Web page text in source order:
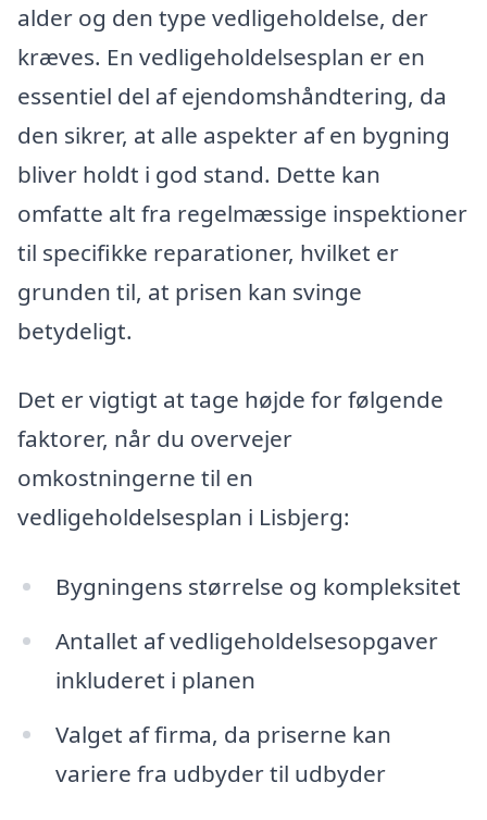
alder og den type vedligeholdelse, der
kræves. En vedligeholdelsesplan er en
essentiel del af ejendomshåndtering, da
den sikrer, at alle aspekter af en bygning
bliver holdt i god stand. Dette kan
omfatte alt fra regelmæssige inspektioner
til specifikke reparationer, hvilket er
grunden til, at prisen kan svinge
betydeligt.
Det er vigtigt at tage højde for følgende
faktorer, når du overvejer
omkostningerne til en
vedligeholdelsesplan i Lisbjerg:
Bygningens størrelse og kompleksitet
Antallet af vedligeholdelsesopgaver
inkluderet i planen
Valget af firma, da priserne kan
variere fra udbyder til udbyder